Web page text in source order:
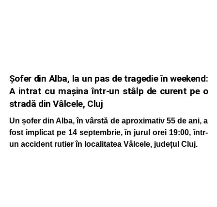
Șofer din Alba, la un pas de tragedie în weekend:
A intrat cu mașina într-un stâlp de curent pe o
stradă din Vâlcele, Cluj
Un șofer din Alba, în vârstă de aproximativ 55 de ani, a
fost implicat pe 14 septembrie, în jurul orei 19:00, într-
un accident rutier în localitatea Vâlcele, județul Cluj.